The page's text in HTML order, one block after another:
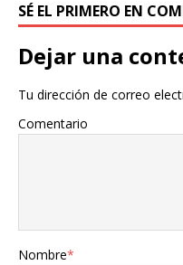
SÉ EL PRIMERO EN
Dejar una
Tu dirección de correo
Comentario
Nombre*